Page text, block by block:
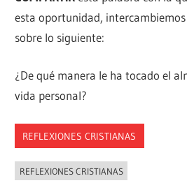
esta oportunidad,
sobre lo siguiente:
¿De qué manera le ha tocado el
vida personal?
REFLEXIONES CRISTIANAS
REFLEXIONES CRISTIANAS